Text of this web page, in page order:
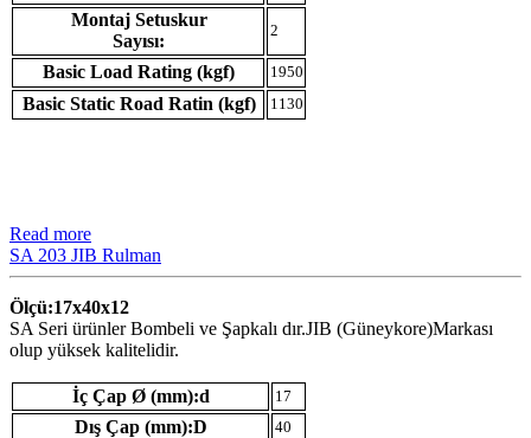
Montaj Setuskur
Sayısı:
2
Basic Load Rating (kgf) 1950
Basic Static Road Ratin (kgf) 1130
Read more
SA 203 JIB Rulman
Ölçü:17x40x12
SA Seri ürünler Bombeli ve Şapkalı dır.JIB (Güneykore)Markası
olup yüksek kalitelidir.
İç Çap Ø (mm):d 17
Dış Çap (mm):D 40